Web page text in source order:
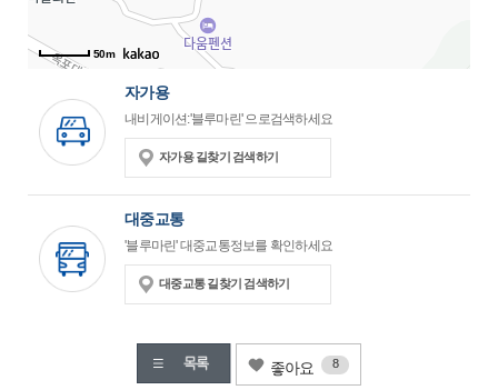
50m
자가용
내비게이션:'블루마린' 으로검색하세요
자가용 길찾기 검색하기
대중교통
'블루마린' 대중교통정보를 확인하세요
대중교통 길찾기 검색하기
좋아요 8